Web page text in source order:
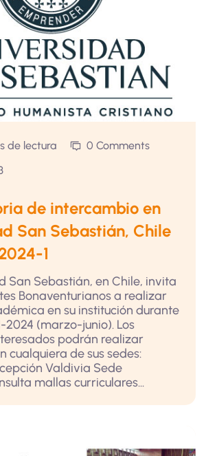
de lectura
0 Comments
de intercambio en
San Sebastián, Chile
1
San Sebastián, en Chile, invita
Bonaventurianos a realizar
en su institución durante
2024 (marzo-junio). Los
podrán realizar
cualquiera de sus sedes:
Valdivia Sede
mallas curriculares...